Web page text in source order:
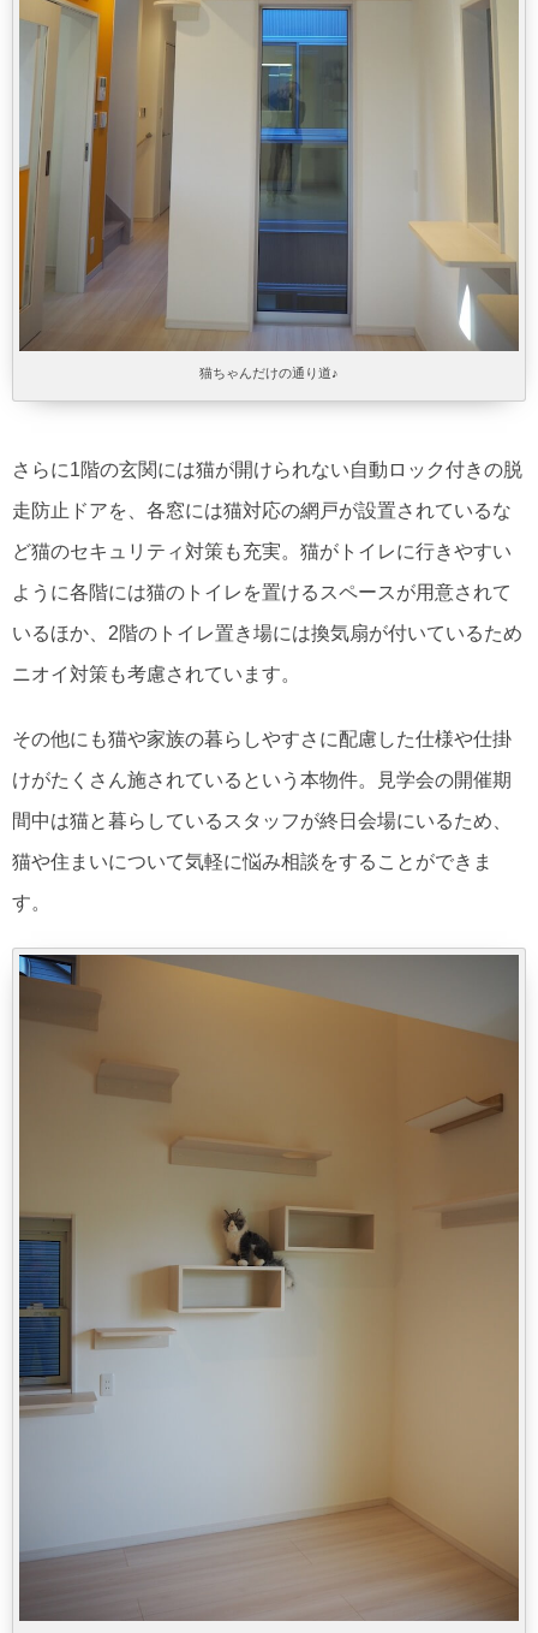
猫ちゃんだけの通り道♪
さらに1階の玄関には猫が開けられない自動ロック付きの脱
走防止ドアを、各窓には猫対応の網戸が設置されているな
ど猫のセキュリティ対策も充実。猫がトイレに行きやすい
ように各階には猫のトイレを置けるスペースが用意されて
いるほか、2階のトイレ置き場には換気扇が付いているため
ニオイ対策も考慮されています。
その他にも猫や家族の暮らしやすさに配慮した仕様や仕掛
けがたくさん施されているという本物件。見学会の開催期
間中は猫と暮らしているスタッフが終日会場にいるため、
猫や住まいについて気軽に悩み相談をすることができま
す。